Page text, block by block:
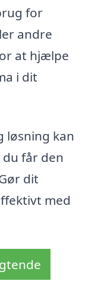
for
andre
at hjælpe
i dit
løsning kan
får den
dit
med